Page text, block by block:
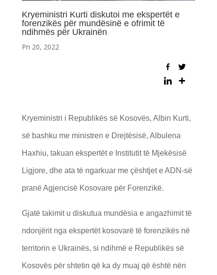
Kryeministri Kurti diskutoi me ekspertët e
forenzikës për mundësinë e ofrimit të
ndihmës për Ukrainën
Pri 20, 2022
Kryeministri i Republikës së Kosovës, Albin Kurti,
së bashku me ministren e Drejtësisë, Albulena
Haxhiu, takuan ekspertët e Institutit të Mjekësisë
Ligjore, dhe ata të ngarkuar me çështjet e ADN-së
pranë Agjencisë Kosovare për Forenzikë.
Gjatë takimit u diskutua mundësia e angazhimit të
ndonjërit nga ekspertët kosovarë të forenzikës në
territorin e Ukrainës, si ndihmë e Republikës së
Kosovës për shtetin që ka dy muaj që është nën